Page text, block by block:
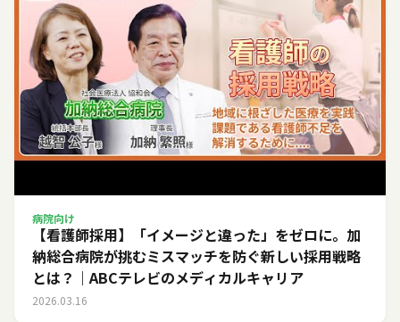
病院向け
【看護師採用】「イメージと違った」をゼロに。加
納総合病院が挑むミスマッチを防ぐ新しい採用戦略
とは？｜ABCテレビのメディカルキャリア
2026.03.16